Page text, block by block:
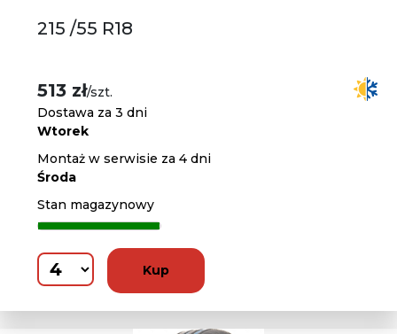
215 /55 R18
513 zł/szt.
Dostawa za 3 dni
Wtorek
Montaż w serwisie za 4 dni
Środa
Stan magazynowy
Kup